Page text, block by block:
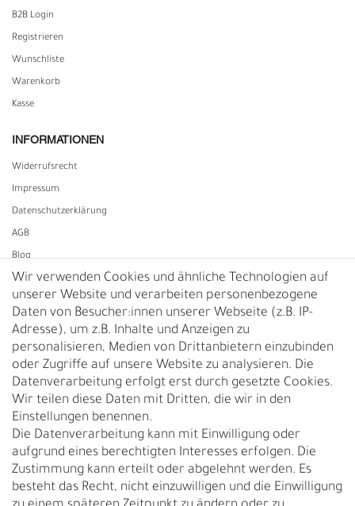
B2B Login
Registrieren
Wunschliste
Warenkorb
Kasse
INFORMATIONEN
Widerrufs­recht
Impressum
Daten­schutz­erklärung
AGB
Blog
Vertrag widerrufen
UNTERNEHMEN
Nachhaltigkeit
Kontakt
Über uns
Rückgabe
Gürtelgröße messen
Garantie
Wir verwenden Cookies und ähnliche Technologien auf
unserer Website und verarbeiten personenbezogene
Daten von Besucher:innen unserer Webseite (z.B. IP-
Adresse), um z.B. Inhalte und Anzeigen zu
personalisieren, Medien von Drittanbietern einzubinden
oder Zugriffe auf unsere Website zu analysieren. Die
Datenverarbeitung erfolgt erst durch gesetzte Cookies.
Wir teilen diese Daten mit Dritten, die wir in den
Einstellungen benennen.
Die Datenverarbeitung kann mit Einwilligung oder
aufgrund eines berechtigten Interesses erfolgen. Die
Zustimmung kann erteilt oder abgelehnt werden. Es
besteht das Recht, nicht einzuwilligen und die Einwilligung